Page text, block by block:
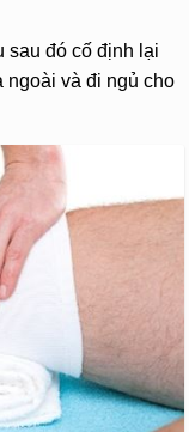
sau đó cố định lại
ngoài và đi ngủ cho